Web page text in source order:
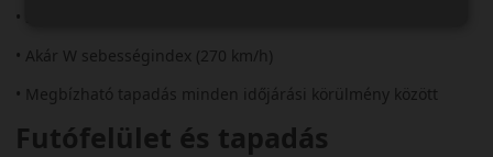
• 3PMSF és M+S minősítés
• Akár W sebességindex (270 km/h)
• Megbízható tapadás minden időjárási körülmény között
Futófelület és tapadás